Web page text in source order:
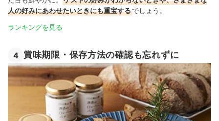
人の好みにあわせたいときにも重宝するでしょう。
ランキングを見る
4 賞味期限・保存方法の確認も忘れずに